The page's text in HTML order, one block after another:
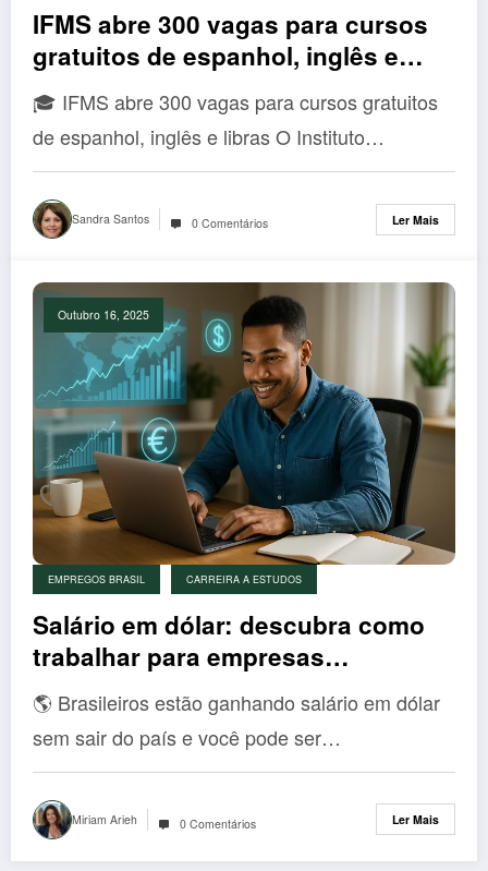
IFMS abre 300 vagas para cursos
gratuitos de espanhol, inglês e
libras — veja como se inscrever!
🎓 IFMS abre 300 vagas para cursos gratuitos
de espanhol, inglês e libras O Instituto…
Sandra Santos 0 Comentários Ler Mais
Outubro 16, 2025
EMPREGOS BRASIL CARREIRA A ESTUDOS
Salário em dólar: descubra como
trabalhar para empresas
estrangeiras sem sair do Brasil
🌎 Brasileiros estão ganhando salário em dólar
sem sair do país e você pode ser…
Miriam Arieh 0 Comentários Ler Mais